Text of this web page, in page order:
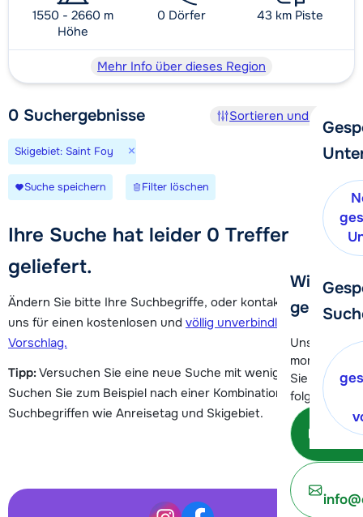
Wir
gerne
Unser
momentan
Sie können
folgenden
1550 - 2660 m
Höhe
0 Dörfer 43 km Piste
Mehr Info über dieses Region
0 Suchergebnisse Sortieren und Filtern
Skigebiet: Saint Foy ×
Suche speichern Filter löschen
Ihre Suche hat leider 0 Treffer
geliefert.
Ändern Sie bitte Ihre Suchbegriffe, oder kontaktieren Sie
uns für einen kostenlosen und völlig unverbindlichen
Vorschlag.
Tipp:Versuchen Sie eine neue Suche mit weniger Kriterien.
Suchen Sie zum Beispiel nach einer Kombination von
Suchbegriffen wie Anreisetag und Skigebiet.